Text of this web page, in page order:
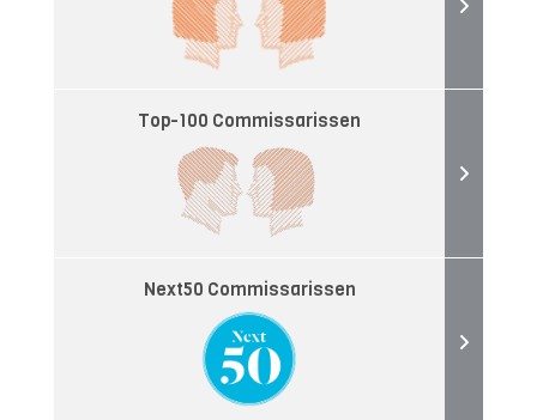
Top-100 Commissarissen
Next50 Commissarissen